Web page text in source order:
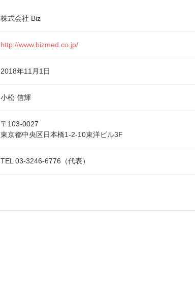
株式会社 Biz
http://www.bizmed.co.jp/
2018年11月1日
小松 信輝
〒103-0027
東京都中央区日本橋1-2-10東洋ビル3F
TEL 03-3246-6776（代表）